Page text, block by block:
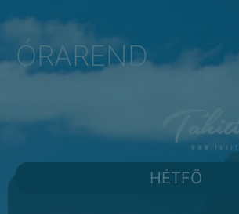
ÓRAREND
HÉTFŐ